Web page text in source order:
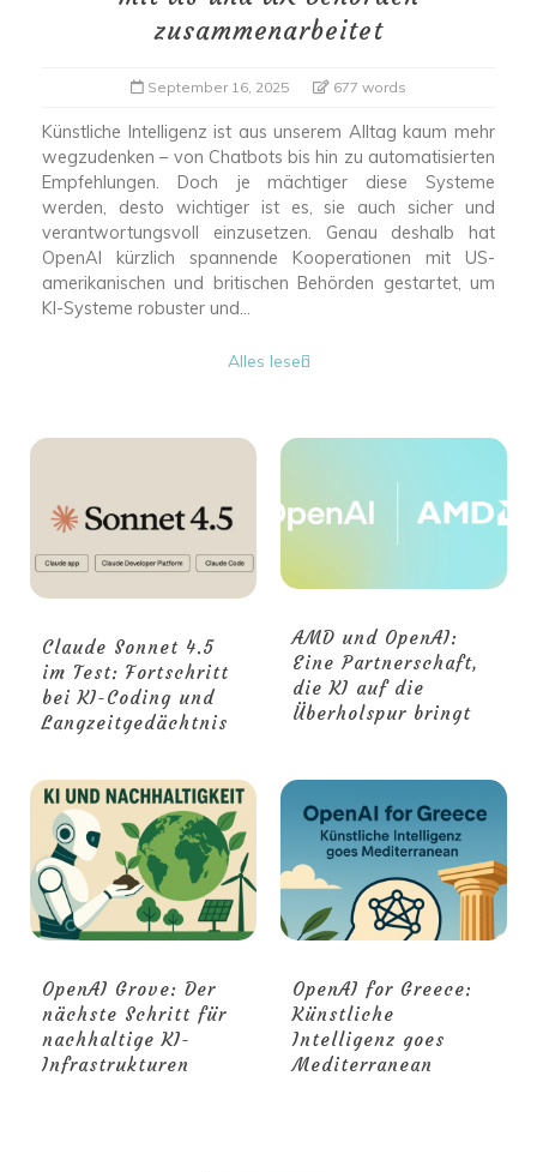
zusammenarbeitet
September 16, 2025 677 words
Künstliche Intelligenz ist aus unserem Alltag kaum mehr
wegzudenken – von Chatbots bis hin zu automatisierten
Empfehlungen. Doch je mächtiger diese Systeme
werden, desto wichtiger ist es, sie auch sicher und
verantwortungsvoll einzusetzen. Genau deshalb hat
OpenAI kürzlich spannende Kooperationen mit US-
amerikanischen und britischen Behörden gestartet, um
KI-Systeme robuster und...
Alles lesen
Claude Sonnet 4.5
im Test: Fortschritt
bei KI-Coding und
Langzeitgedächtnis
AMD und OpenAI:
Eine Partnerschaft,
die KI auf die
Überholspur bringt
OpenAI Grove: Der
nächste Schritt für
nachhaltige KI-
Infrastrukturen
OpenAI for Greece:
Künstliche
Intelligenz goes
Mediterranean